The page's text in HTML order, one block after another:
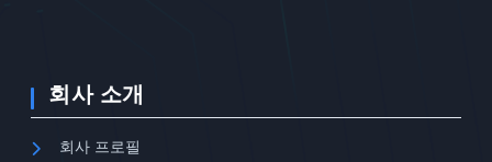
회사 소개
회사 프로필